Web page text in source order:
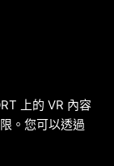
上的 VR 內容
。您可以透過